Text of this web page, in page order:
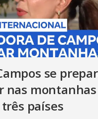
se
nas
países